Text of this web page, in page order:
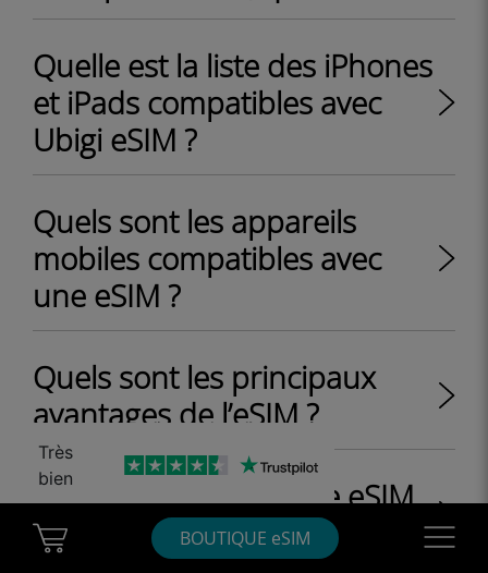
Cart Ubigi BOUTIQUE eSIM
Quelle est la liste des iPhones
et iPads compatibles avec
Ubigi eSIM ?
Quels sont les appareils
mobiles compatibles avec
une eSIM ?
Quels sont les principaux
avantages de l’eSIM ?
Comment acheter une eSIM
en ligne ?
Très
bien